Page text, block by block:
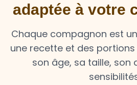
adaptée à votre
Chaque compagnon est
une recette et des
son âge, sa taille, son